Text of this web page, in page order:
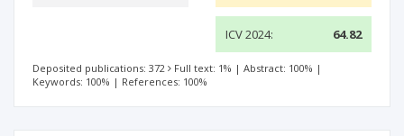
ICV 2024: 64.82
Deposited publications: 372 Full text: 1% | Abstract: 100% |
Keywords: 100% | References: 100%